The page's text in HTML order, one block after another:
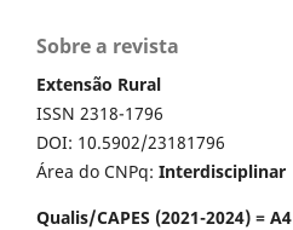
Sobre a revista
Extensão Rural
ISSN 2318-1796
DOI: 10.5902/23181796
Área do CNPq: Interdisciplinar
Qualis/CAPES (2021-2024) = A4